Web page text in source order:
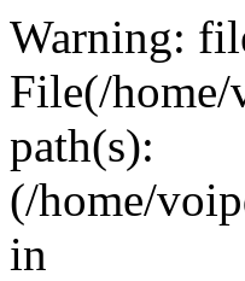
Warning:
File(/
path(s):
(/home/
in